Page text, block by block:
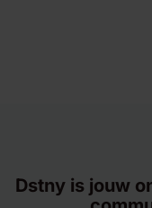
Dstny is jouw